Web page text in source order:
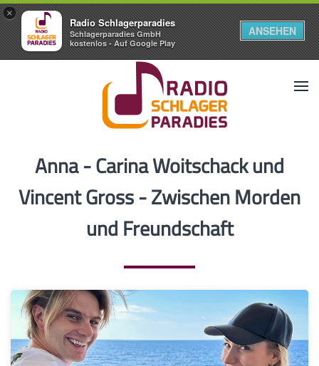
×
Radio Schlagerparadies
Schlagerparadies GmbH
kostenlos - Auf Google Play
ANSEHEN
Anna - Carina Woitschack und
Vincent Gross - Zwischen Morden
und Freundschaft